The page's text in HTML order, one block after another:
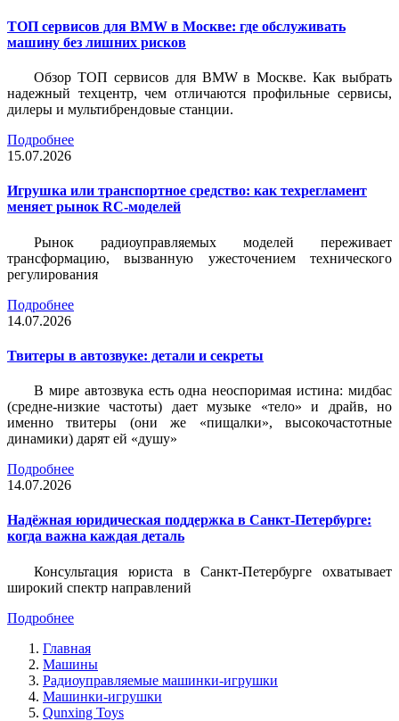
ТОП сервисов для BMW в Москве: где обслуживать
машину без лишних рисков
Обзор ТОП сервисов для BMW в Москве. Как выбрать
надежный техцентр, чем отличаются профильные сервисы,
дилеры и мультибрендовые станции.
Подробнее
15.07.2026
Игрушка или транспортное средство: как техрегламент
меняет рынок RC-моделей
Рынок радиоуправляемых моделей переживает
трансформацию, вызванную ужесточением технического
регулирования
Подробнее
14.07.2026
Твитеры в автозвуке: детали и секреты
В мире автозвука есть одна неоспоримая истина: мидбас
(средне-низкие частоты) дает музыке «тело» и драйв, но
именно твитеры (они же «пищалки», высокочастотные
динамики) дарят ей «душу»
Подробнее
14.07.2026
Надёжная юридическая поддержка в Санкт-Петербурге:
когда важна каждая деталь
Консультация юриста в Санкт-Петербурге охватывает
широкий спектр направлений
Подробнее
Главная
Машины
Радиоуправляемые машинки-игрушки
Машинки-игрушки
Qunxing Toys